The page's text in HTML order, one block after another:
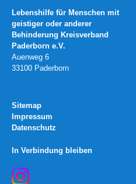
Lebenshilfe für Menschen mit
geistiger oder anderer
Behinderung Kreisverband
Paderborn e.V.
Auenweg 6
33100 Paderborn
Sitemap
Impressum
Datenschutz
In Verbindung bleiben